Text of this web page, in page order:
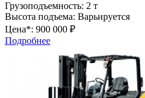
Грузоподъемность: 2 т
Высота подъема: Варьируется
Цена*: 900 000 ₽
Подробнее